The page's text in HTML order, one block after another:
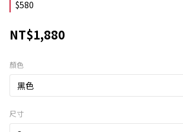
$580
NT$1,880
顏色
尺寸